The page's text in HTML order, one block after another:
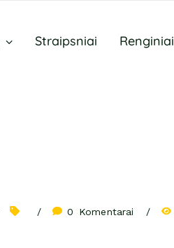
Straipsniai Renginiai
0 Komentarai